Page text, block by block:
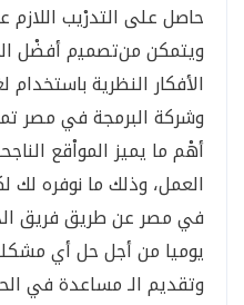
حاصل على التدرْيب اللازم
ويتمكن منﺗﺼﻤﻴم أفضْل
الأفكار النظرية باستخدام
وشركة البرمجة في مصر
أهْم ما يميز المواْقع
العمل، وذلك ما نوفره لك
في مصر عن طريق فريق
يوميا من أجل حل أي
وتقديم الـ مساعدة في